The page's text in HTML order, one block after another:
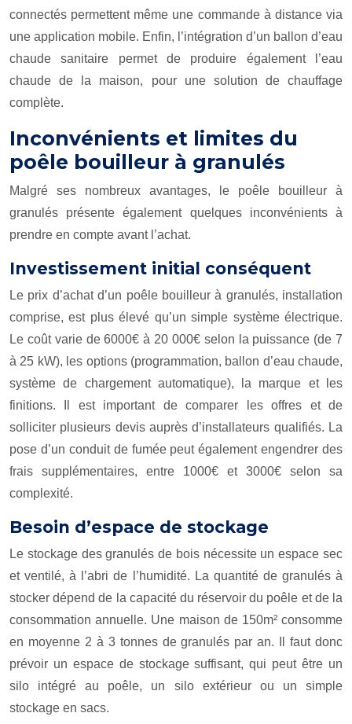
connectés permettent même une commande à distance via
une application mobile. Enfin, l’intégration d’un ballon d’eau
chaude sanitaire permet de produire également l’eau
chaude de la maison, pour une solution de chauffage
complète.
Inconvénients et limites du
poêle bouilleur à granulés
Malgré ses nombreux avantages, le poêle bouilleur à
granulés présente également quelques inconvénients à
prendre en compte avant l’achat.
Investissement initial conséquent
Le prix d’achat d’un poêle bouilleur à granulés, installation
comprise, est plus élevé qu’un simple système électrique.
Le coût varie de 6000€ à 20 000€ selon la puissance (de 7
à 25 kW), les options (programmation, ballon d’eau chaude,
système de chargement automatique), la marque et les
finitions. Il est important de comparer les offres et de
solliciter plusieurs devis auprès d’installateurs qualifiés. La
pose d’un conduit de fumée peut également engendrer des
frais supplémentaires, entre 1000€ et 3000€ selon sa
complexité.
Besoin d’espace de stockage
Le stockage des granulés de bois nécessite un espace sec
et ventilé, à l’abri de l’humidité. La quantité de granulés à
stocker dépend de la capacité du réservoir du poêle et de la
consommation annuelle. Une maison de 150m² consomme
en moyenne 2 à 3 tonnes de granulés par an. Il faut donc
prévoir un espace de stockage suffisant, qui peut être un
silo intégré au poêle, un silo extérieur ou un simple
stockage en sacs.